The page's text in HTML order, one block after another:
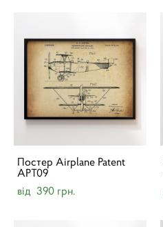
Постер Airplane Patent
APT09
від 390 грн.